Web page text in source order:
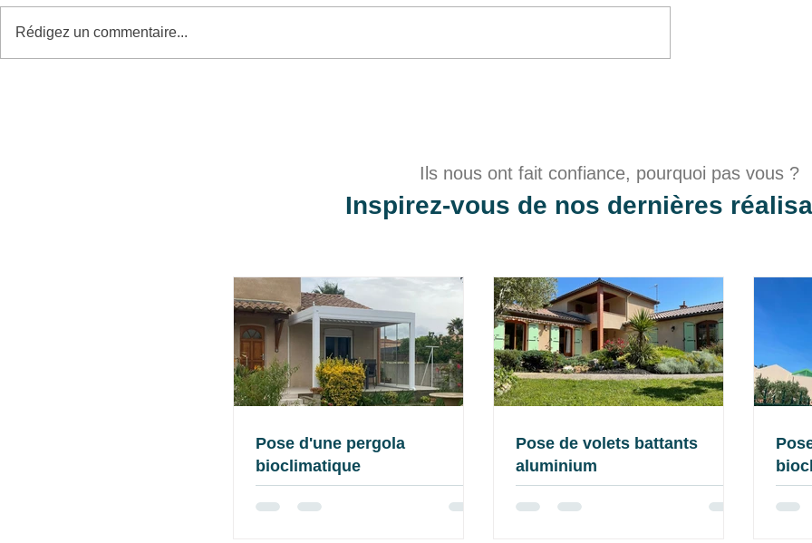
Rédigez un commentaire...
Ils nous ont fait confiance, pourquoi pas vous ?
Inspirez-vous de nos dernières
Pose d'une pergola
bioclimatique
Pose de volets battants
aluminium